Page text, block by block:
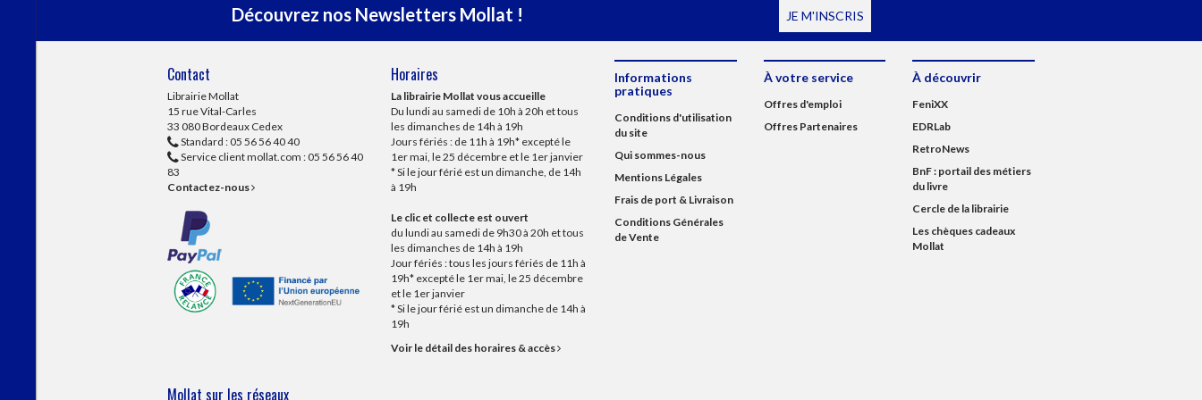
Découvrez nos Newsletters Mollat ! JE M'INSCRIS
Informations
pratiques
Conditions d'utilisation
du site
Qui sommes-nous
Mentions Légales
Frais de port & Livraison
Conditions Générales
de Vente
À votre service
Offres d'emploi
Offres Partenaires
À découvrir
FeniXX
EDRLab
RetroNews
BnF : portail des métiers
du livre
Cercle de la librairie
Les chèques cadeaux
Mollat
Contact
Librairie Mollat
15 rue Vital-Carles
33 080 Bordeaux Cedex
Standard : 05 56 56 40 40
Service client mollat.com : 05 56 56 40
83
Contactez-nous
Horaires
La librairie Mollat vous accueille
Du lundi au samedi de 10h à 20h et tous
les dimanches de 14h à 19h
Jours fériés : de 11h à 19h* excepté le
1er mai, le 25 décembre et le 1er janvier
* Si le jour férié est un dimanche, de 14h
à 19h
Le clic et collecte est ouvert
du lundi au samedi de 9h30 à 20h et tous
les dimanches de 14h à 19h
Jour fériés : tous les jours fériés de 11h à
19h* excepté le 1er mai, le 25 décembre
et le 1er janvier
* Si le jour férié est un dimanche de 14h à
19h
Voir le détail des horaires & accès
Mollat sur les réseaux